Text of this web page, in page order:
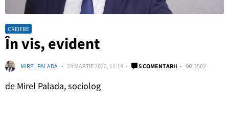
CREIERE
În vis, evident
MIREL PALADA 23 MARTIE 2022, 11:14 5 COMENTARII 3502
de Mirel Palada, sociolog